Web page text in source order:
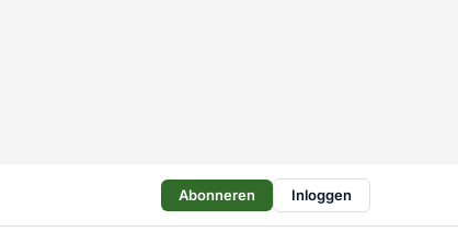
Abonneren Inloggen